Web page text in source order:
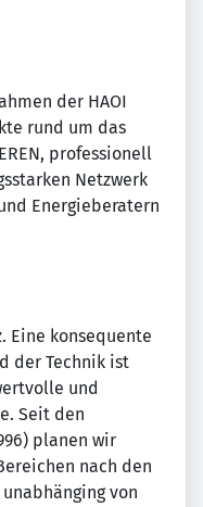
der HAOI
rund um das
professionell
Netzwerk
Energieberatern
Eine konsequente
der Technik ist
und
Seit den
planen wir
nach den
von